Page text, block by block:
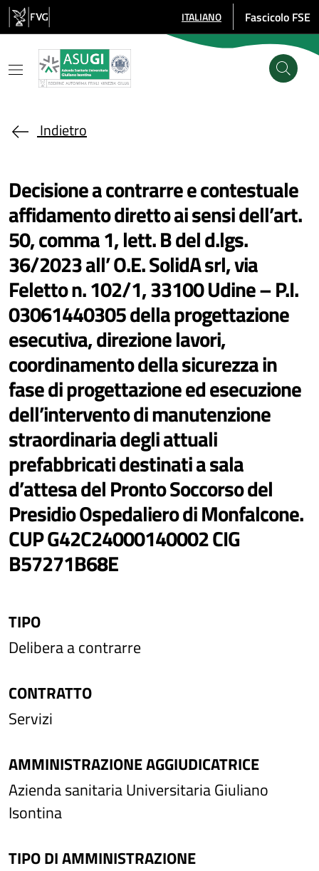
Salta al contenuto principale
SELEZIONE LINGUA: LINGUA
ITALIANO Fascicolo FSE
Indietro
Decisione a contrarre e contestuale
affidamento diretto ai sensi dell’art.
50, comma 1, lett. B del d.lgs.
36/2023 all’ O.E. SolidA srl, via
Feletto n. 102/1, 33100 Udine – P.I.
03061440305 della progettazione
esecutiva, direzione lavori,
coordinamento della sicurezza in
fase di progettazione ed esecuzione
dell’intervento di manutenzione
straordinaria degli attuali
prefabbricati destinati a sala
d’attesa del Pronto Soccorso del
Presidio Ospedaliero di Monfalcone.
CUP G42C24000140002 CIG
B57271B68E
TIPO
Delibera a contrarre
CONTRATTO
Servizi
AMMINISTRAZIONE AGGIUDICATRICE
Azienda sanitaria Universitaria Giuliano
Isontina
TIPO DI AMMINISTRAZIONE